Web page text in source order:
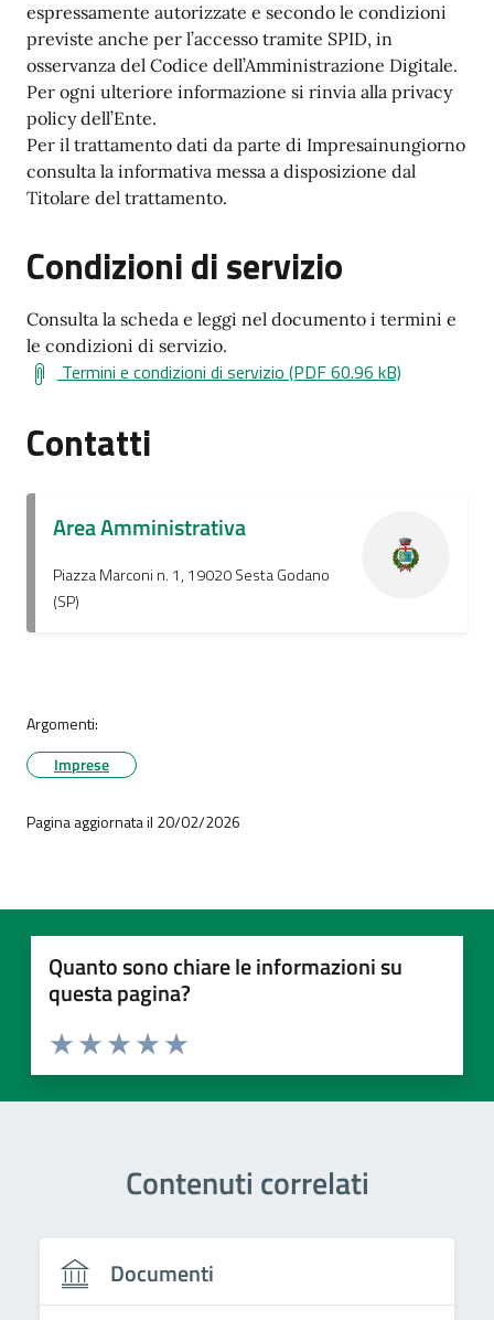
espressamente autorizzate e secondo le condizioni
previste anche per l’accesso tramite SPID, in
osservanza del Codice dell’Amministrazione Digitale.
Per ogni ulteriore informazione si rinvia alla privacy
policy dell’Ente.
Per il trattamento dati da parte di Impresainungiorno
consulta la informativa messa a disposizione dal
Titolare del trattamento.
Condizioni di servizio
Consulta la scheda e leggi nel documento i termini e
le condizioni di servizio.
Termini e condizioni di servizio (PDF 60.96 kB)
Contatti
Area Amministrativa
Piazza Marconi n. 1, 19020 Sesta Godano
(SP)
Argomenti:
Imprese
Pagina aggiornata il 20/02/2026
Quanto sono chiare le informazioni su
questa pagina?
Valuta 5 stelle su 5
Valuta 4 stelle su 5
Valuta 3 stelle su 5
Valuta 2 stelle su 5
Valuta 1 stelle su 5
Contenuti correlati
Documenti